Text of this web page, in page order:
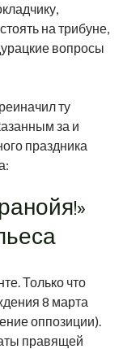
истории
нарва
программа
стенограмма
экономика эстонии
на трибуне,
вопросы
ту
за и
праздника
Только что
8 марта
оппозиции).
правящей